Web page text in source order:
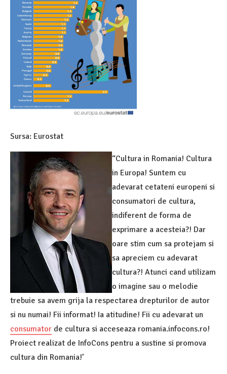
Sursa: Eurostat
“Cultura in Romania! Cultura
in Europa! Suntem cu
adevarat cetateni europeni si
consumatori de cultura,
indiferent de forma de
exprimare a acesteia?! Dar
oare stim cum sa protejam si
sa apreciem cu adevarat
cultura?! Atunci cand utilizam
o imagine sau o melodie
trebuie sa avem grija la respectarea drepturilor de autor
si nu numai! Fii informat! Ia atitudine! Fii cu adevarat un
consumator de cultura si acceseaza romania.infocons.ro!
Proiect realizat de InfoCons pentru a sustine si promova
cultura din Romania!’